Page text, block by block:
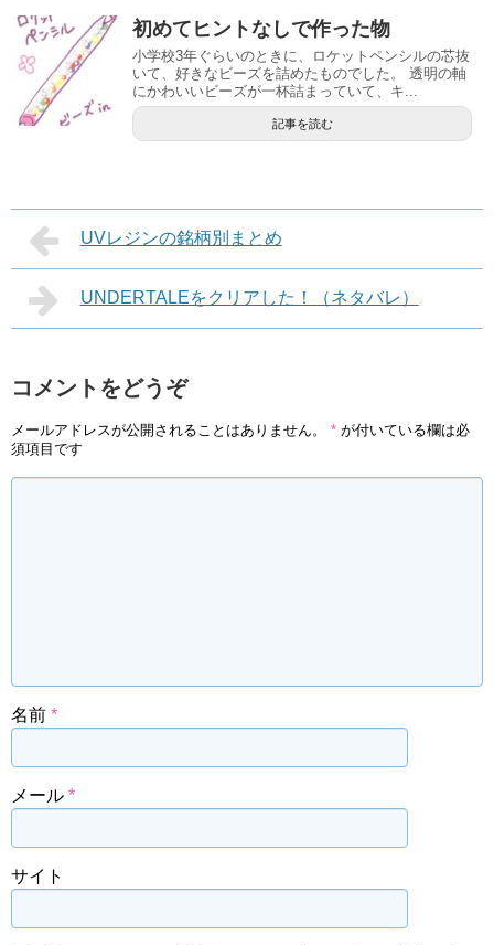
初めてヒントなしで作った物
小学校3年ぐらいのときに、ロケットペンシルの芯抜
いて、好きなビーズを詰めたものでした。 透明の軸
にかわいいビーズが一杯詰まっていて、キ...
記事を読む
UVレジンの銘柄別まとめ
UNDERTALEをクリアした！（ネタバレ）
コメントをどうぞ
メールアドレスが公開されることはありません。 * が付いている欄は必
須項目です
名前 *
メール *
サイト